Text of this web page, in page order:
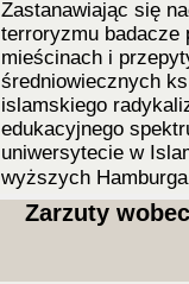
Zastanawiając się
terroryzmu badacze
mieścinach i
średniowiecznych
islamskiego
edukacyjnego
uniwersytecie w
wyższych
Zarzuty